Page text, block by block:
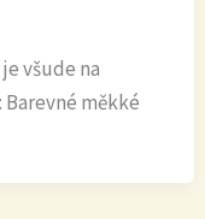
všude na
měkké